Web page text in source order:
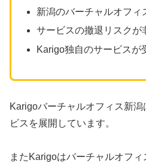
新潟のバーチャルオフィ
サービスの撤退リスクが
Karigo独自のサービスが
Karigoバーチャルオフィス新
ビスを展開しています。
またKarigoはバーチャルオフィ